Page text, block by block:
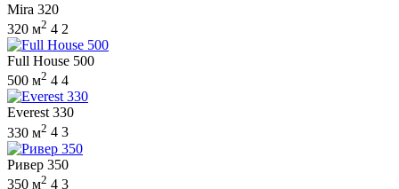
Mira 320
320 м2 4 2
Full House 500
500 м2 4 4
Everest 330
330 м2 4 3
Ривер 350
350 м2 4 3